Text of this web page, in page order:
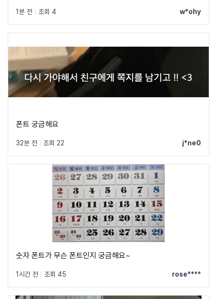
1분 전 조회 4 w*ohy
폰트 궁금해요
32분 전 조회 22 j*ne0
숫자 폰트가 무슨 폰트인지 궁금해요~
1시간 전 조회 45 rose****